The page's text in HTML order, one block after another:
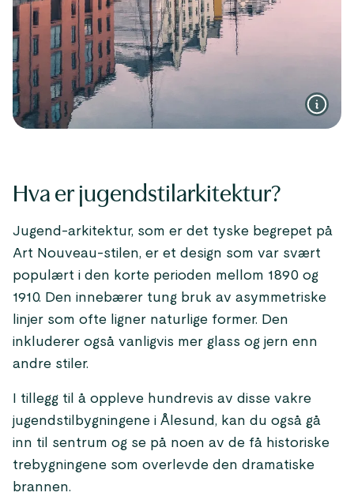
Hva er jugendstilarkitektur?
Jugend-arkitektur, som er det tyske begrepet på
Art Nouveau-stilen, er et design som var svært
populært i den korte perioden mellom 1890 og
1910. Den innebærer tung bruk av asymmetriske
linjer som ofte ligner naturlige former. Den
inkluderer også vanligvis mer glass og jern enn
andre stiler.
I tillegg til å oppleve hundrevis av disse vakre
jugendstilbygningene i Ålesund, kan du også gå
inn til sentrum og se på noen av de få historiske
trebygningene som overlevde den dramatiske
brannen.